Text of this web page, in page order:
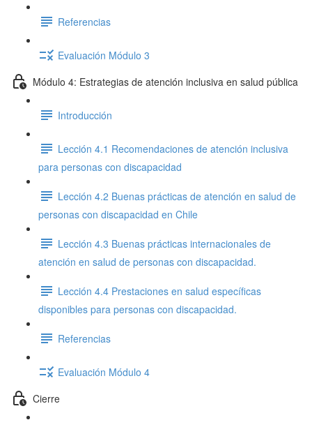
Referencias
Evaluación Módulo 3
Módulo 4: Estrategias de atención inclusiva en salud pública
Introducción
Lección 4.1 Recomendaciones de atención inclusiva
para personas con discapacidad
Lección 4.2 Buenas prácticas de atención en salud de
personas con discapacidad en Chile
Lección 4.3 Buenas prácticas internacionales de
atención en salud de personas con discapacidad.
Lección 4.4 Prestaciones en salud específicas
disponibles para personas con discapacidad.
Referencias
Evaluación Módulo 4
Cierre